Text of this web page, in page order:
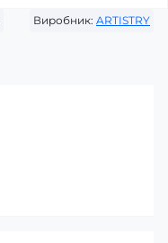
Виробник: ARTISTRY